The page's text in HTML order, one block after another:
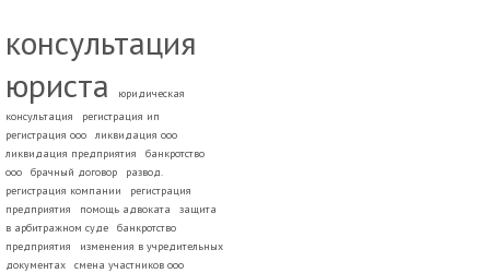
консультация
юриста
юридическая
консультация
регистрация ип
регистрация ооо
ликвидация ооо
ликвидация предприятия
банкротство
ооо
брачный договор
развод.
регистрация компании
регистрация
предприятия
помощь адвоката
защита
в арбитражном суде
банкротство
предприятия
изменения в учредительных
документах
смена участников ооо